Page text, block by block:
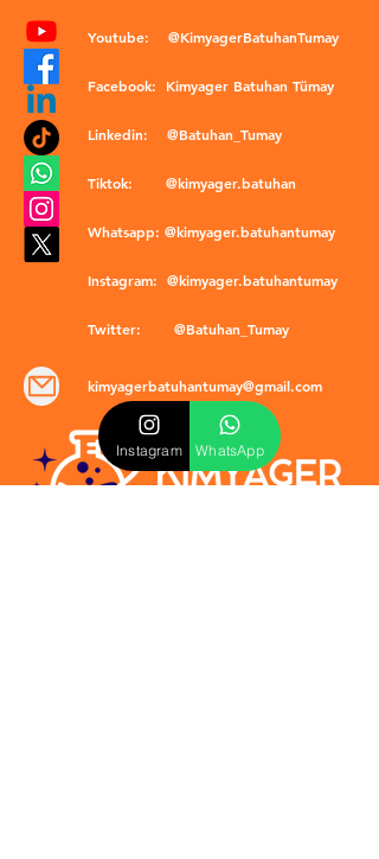
Youtube: @KimyagerBatuhanTumay
Facebook: Kimyager Batuhan Tümay
Linkedin: @Batuhan_Tumay
Tiktok: @kimyager.batuhan
Whatsapp: @kimyager.batuhantumay
Instagram: @kimyager.batuhantumay
Twitter: @Batuhan_Tumay
kimyagerbatuhantumay@gmail.com
Instagram WhatsApp